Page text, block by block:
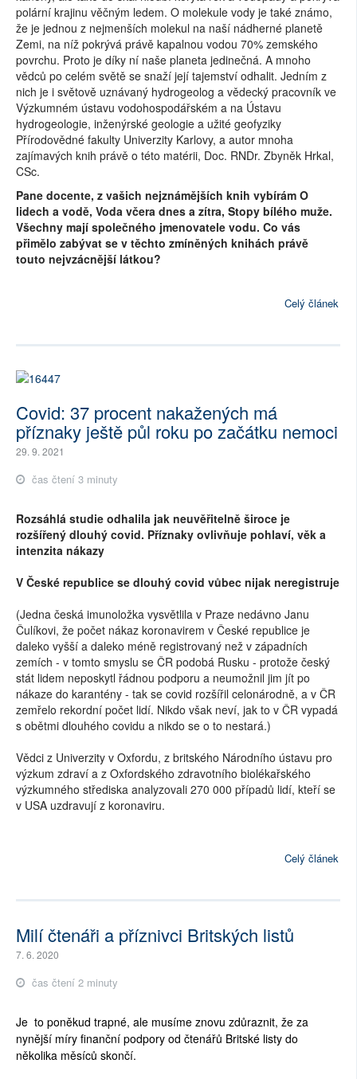
polární krajinu věčným ledem. O molekule vody je také známo,
že je jednou z nejmenších molekul na naší nádherné planetě
Zemi, na níž pokrývá právě kapalnou vodou 70% zemského
povrchu. Proto je díky ní naše planeta jedinečná. A mnoho
vědců po celém světě se snaží její tajemství odhalit. Jedním z
nich je i světově uznávaný hydrogeolog a vědecký pracovník ve
Výzkumném ústavu vodohospodářském a na Ústavu
hydrogeologie, inženýrské geologie a užité geofyziky
Přírodovědné fakulty Univerzity Karlovy, a autor mnoha
zajímavých knih právě o této matérii, Doc. RNDr. Zbyněk Hrkal,
CSc.
Pane docente, z vašich nejznámějších knih vybírám O
lidech a vodě, Voda včera dnes a zítra, Stopy bílého muže.
Všechny mají společného jmenovatele vodu. Co vás
přimělo zabývat se v těchto zmíněných knihách právě
touto nejvzácnější látkou?
Celý článek
Covid: 37 procent nakažených má
příznaky ještě půl roku po začátku nemoci
29. 9. 2021
čas čtení 3 minuty
Rozsáhlá studie odhalila jak neuvěřitelně široce je
rozšířený dlouhý covid. Příznaky ovlivňuje pohlaví, věk a
intenzita nákazy
V České republice se dlouhý covid vůbec nijak neregistruje
(Jedna česká imunoložka vysvětlila v Praze nedávno Janu
Čulíkovi, že počet nákaz koronavirem v České republice je
daleko vyšší a daleko méně registrovaný než v západních
zemích - v tomto smyslu se ČR podobá Rusku - protože český
stát lidem neposkytl řádnou podporu a neumožnil jim jít po
nákaze do karantény - tak se covid rozšířil celonárodně, a v ČR
zemřelo rekordní počet lidí. Nikdo však neví, jak to v ČR vypadá
s obětmi dlouhého covidu a nikdo se o to nestará.)
Vědci z Univerzity v Oxfordu, z britského Národního ústavu pro
výzkum zdraví a z Oxfordského zdravotního biolékařského
výzkumného střediska analyzovali 270 000 případů lidí, kteří se
v USA uzdravují z koronaviru.
Celý článek
Milí čtenáři a příznivci Britských listů
7. 6. 2020
čas čtení 2 minuty
Je to poněkud trapné, ale musíme znovu zdůraznit, že za
nynější míry finanční podpory od čtenářů Britské listy do
několika měsíců skončí.